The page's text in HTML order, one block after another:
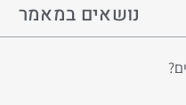
נושאים במאמר